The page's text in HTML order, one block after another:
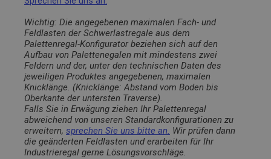
Wichtig: Die angegebenen maximalen Fach- und
Feldlasten der Schwerlastregale aus dem
Palettenregal-Konfigurator beziehen sich auf den
Aufbau von Palettenegalen mit mindestens zwei
Feldern und der, unter den technischen Daten des
jeweiligen Produktes angegebenen, maximalen
Knicklänge. (Knicklänge: Abstand vom Boden bis
Oberkante der untersten Traverse).
Falls Sie in Erwägung ziehen Ihr Palettenregal
abweichend von unseren Standardkonfigurationen zu
erweitern, sprechen Sie uns bitte an. Wir prüfen dann
die geänderten Feldlasten und erarbeiten für Ihr
Industrieregal gerne Lösungsvorschläge.